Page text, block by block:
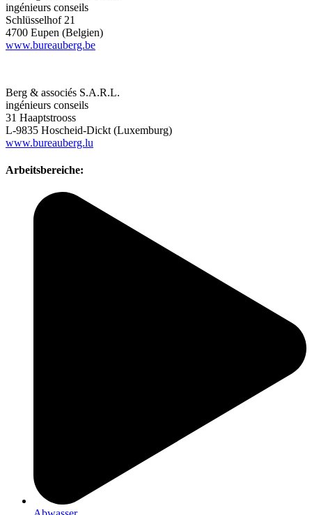
ingénieurs conseils
Schlüsselhof 21
4700 Eupen (Belgien)
www.bureauberg.be
Berg & associés S.A.R.L.
ingénieurs conseils
31 Haaptstrooss
L-9835 Hoscheid-Dickt (Luxemburg)
www.bureauberg.lu
Arbeitsbereiche: